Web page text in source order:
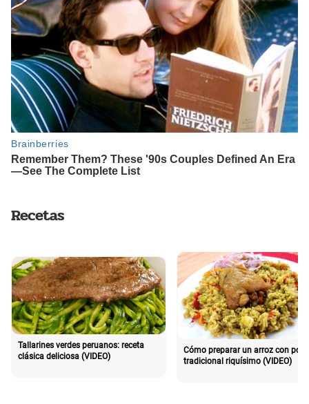
Recetas
Tallarines verdes peruanos: receta
clásica deliciosa (VIDEO)
Cómo preparar un arroz con pollo
tradicional riquísimo (VIDEO)